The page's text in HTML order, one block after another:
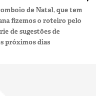
de Natal, que tem
fizemos o roteiro pelo
de sugestões de
próximos dias